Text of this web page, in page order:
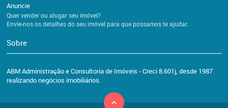
Anuncie
Quer vender ou alugar seu imóvel?
Envie-nos os detalhes do seu imóvel para que possamos te ajudar.
Sobre
ABM Administração e Consultoria de Imóveis - Creci 8.601j, desde 1987
realizando negócios imobiliários.